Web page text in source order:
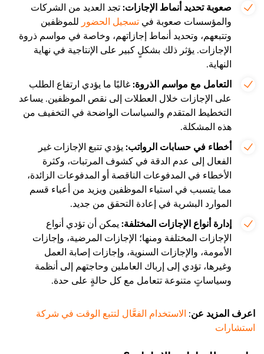
صعوبة تحديد أنماط الإجازات:تجد العديد من الشركات
والمؤسسات صعوبة في تسجيل الحضور للموظفين
وتتبعهم، وتحديد أنماط إجازاتهم، وخاصة في مواسم ذروة
الإجازات. يؤثر ذلك بشكلٍ كبير على الإنتاجية في نهاية
النهاية.
التعامل مع مواسم الذروة:غالبًا ما يؤدي ارتفاع الطلب
على الإجازات خلال العطلات إلى نقص الموظفين. يساعد
التخطيط المتقدم والسياسات الواضحة في التخفيف من
هذه المشكلة.
أخطاء في حسابات الرواتب:يؤدي تتبع الإجازات غير
الفعال إلى عدم الدقة في كشوف المرتبات، وكثرة
الأخطاء في المدفوعات الناقصة أو المدفوعات الزائدة،
مما يتسبب في استياء الموظفين ويزيد من أعباء قسم
الموارد البشرية في إعادة التحقق من جديد.
إدارة أنواع الإجازات المختلفة:يمكن أن تؤدي أنواع
الإجازات المختلفة ومنها؛ الإجازات المرضية، وإجازات
الأمومة، والإجازات السنوية، وإجازات إصابة العمل
وغيرها، تؤدي إلى إرباك العاملين وحاجتهم إلى أنظمة
وسياساتٍ متنوعة تتعامل مع كل حالةٍ على حدة.
اعرف المزيد عن: الاستخدام الفعَّال لتتبع الوقت في شركة
استشارات